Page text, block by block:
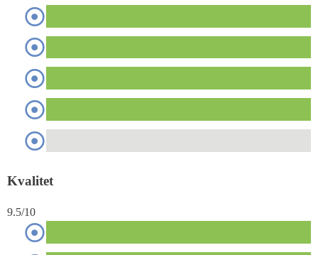
Kvalitet
9.5/10